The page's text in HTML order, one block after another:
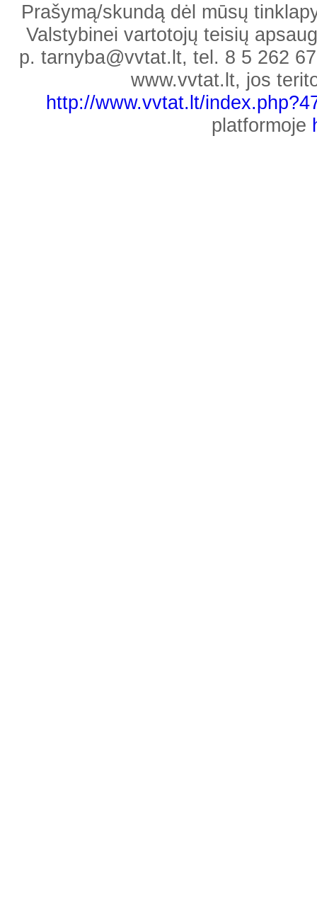
Prašymą/skundą dėl mūsų
Valstybinei vartotojų teisių
p. tarnyba@vvtat.lt, tel. 8 5 262
www.vvtat.lt, jos
http://www.vvtat.lt/
platformoje